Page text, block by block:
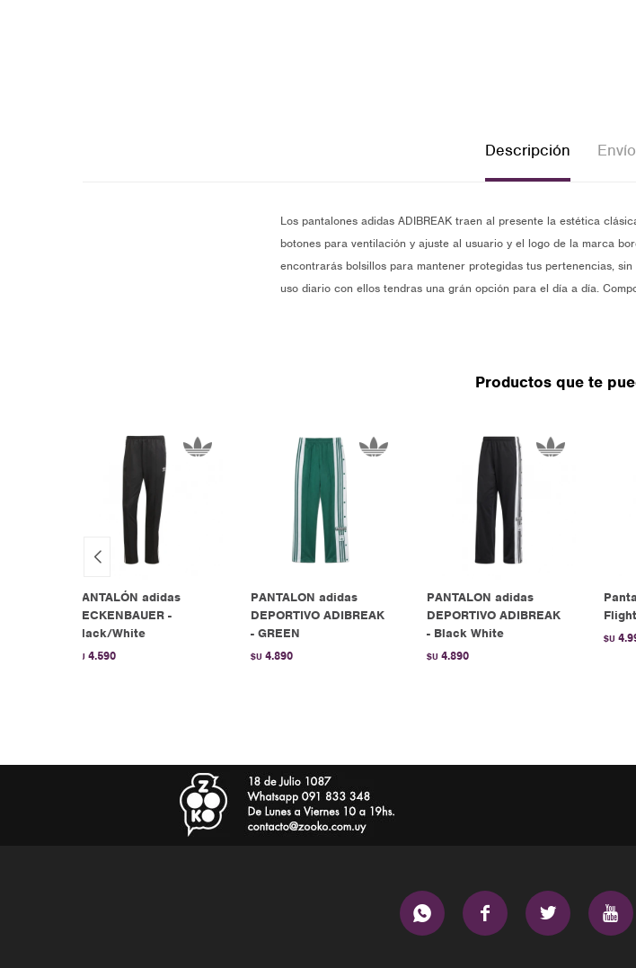
Descripción
Los pantalones adidas ADIBREAK traen al presente la estética
botones para ventilación y ajuste al usuario y el logo de la marca
encontrarás bolsillos para mantener protegidas tus pertenencias,
uso diario con ellos tendras una grán opción para el día a día.
Productos que te
PANTALÓN adidas
BECKENBAUER -
Black/White
$U 4.590
PANTALON adidas
DEPORTIVO ADIBREAK
- GREEN
$U 4.890
PANTALON adidas
DEPORTIVO ADIBREAK
- Black White
$U 4.890
$U
   